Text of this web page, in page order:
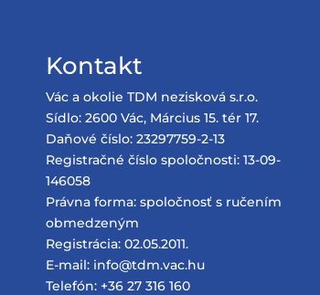
Kontakt
Vác a okolie TDM nezisková s.r.o.
Sídlo: 2600 Vác, Március 15. tér 17.
Daňové číslo: 23297759-2-13
Registračné číslo spoločnosti: 13-09-
146058
Právna forma: spoločnosť s ručením
obmedzeným
Registrácia: 02.05.2011.
E-mail: info@tdm.vac.hu
Telefón: +36 27 316 160